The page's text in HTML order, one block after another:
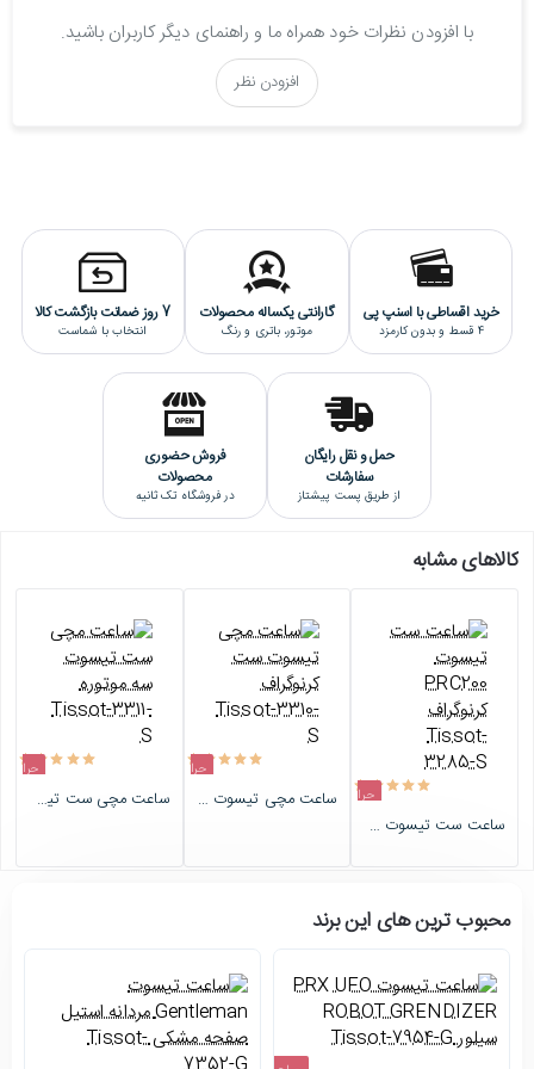
ساعت طراحی شده است که دکمه بالایی استارت/استاپ کورنوگراف است
و دکمه پایینی ریستارت کورنوگراف می باشد. قابلیت مهم دیگه ای که
بروی این ساعت طراحی شده تاچیمتر است که با استفاده از آن می توان
سرعت حرکت وسیله نقلیه را در حین حرکت اندازه گرفت. همچنین تاریخ
با افزودن نظرات خود همراه ما و راهنمای دیگر کاربران باشید.
افزودن نظر
خرید اقساطی با اسنپ پی
4 قسط و بدون کارمزد
گارانتی یکساله محصولات
موتور، باتری و رنگ
7 روز ضمانت بازگشت کالا
انتخاب با شماست
حمل و نقل رایگان
سفارشات
از طریق پست پیشتاز
فروش حضوری
محصولات
در فروشگاه تک ثانیه
کالاهای مشابه
حراج
اتمام موجودی
ساعت ست تیسوت PRC200 کرنوگراف Tissot-3285-S
حراج
اتمام موجودی
ساعت مچی تیسوت ست کرنوگراف Tissot-3310-S
حراج
اتمام موجودی
ساعت مچی ست تیسوت سه موتوره Tissot-3311-S
محبوب ترین های این برند